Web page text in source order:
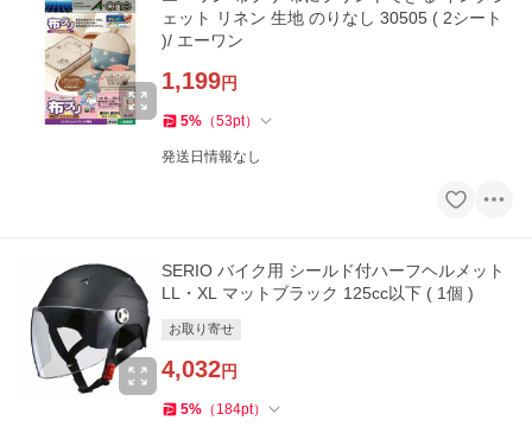
ェット リネン 生地 のりなし 30505 ( 2シート
)/ エーワン
1,199円
5% （53pt）
発送日情報なし
SERIO バイク用 シールド付ハーフヘルメット
LL・XL マットブラック 125cc以下 ( 1個 )
お取り寄せ
4,032円
5% （ 184pt）